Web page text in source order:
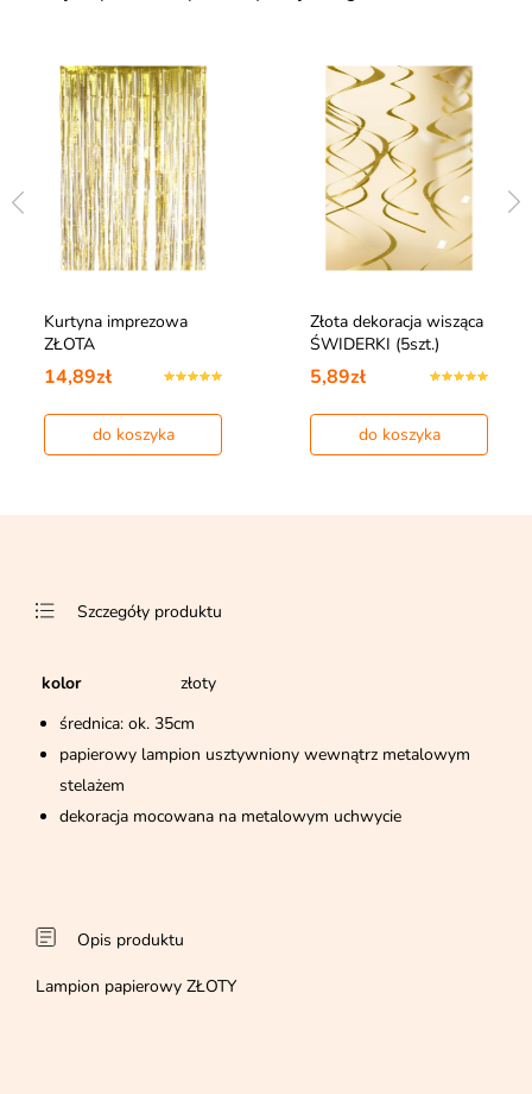
Kurtyna imprezowa
ZŁOTA
14,89zł
do koszyka
Złota dekoracja wisząca
ŚWIDERKI (5szt.)
5,89zł
do koszyka
Szczegóły produktu
kolor
złoty
średnica: ok. 35cm
papierowy lampion usztywniony wewnątrz metalowym
stelażem
dekoracja mocowana na metalowym uchwycie
Opis produktu
Lampion papierowy ZŁOTY